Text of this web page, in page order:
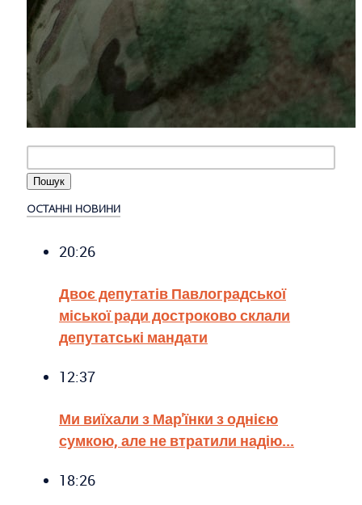
ОСТАННІ НОВИНИ
20:26
Двоє депутатів Павлоградської
міської ради достроково склали
депутатські мандати
12:37
Ми виїхали з Мар'їнки з однією
сумкою, але не втратили надію...
18:26